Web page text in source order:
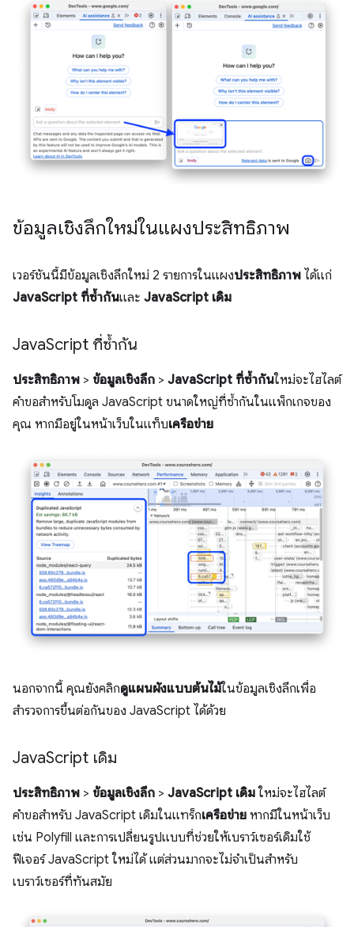
ข้อมูลเชิงลึกใหม่ในแผงประสิทธิภาพ
เวอร์ชันนี้มีข้อมูลเชิงลึกใหม่ 2 รายการในแผงประสิทธิภาพ ได้แก่
JavaScript ที่ซ้ำกันและ JavaScript เดิม
JavaScript ที่ซ้ำกัน
ประสิทธิภาพ > ข้อมูลเชิงลึก > JavaScript ที่ซ้ำกันใหม่จะไฮไลต์
คำขอสำหรับโมดูล JavaScript ขนาดใหญ่ที่ซ้ำกันในแพ็กเกจของ
คุณ หากมีอยู่ในหน้าเว็บในแท็บเครือข่าย
นอกจากนี้ คุณยังคลิกดูแผนผังแบบต้นไม้ในข้อมูลเชิงลึกเพื่อ
สำรวจการขึ้นต่อกันของ JavaScript ได้ด้วย
JavaScript เดิม
ประสิทธิภาพ > ข้อมูลเชิงลึก > JavaScript เดิมใหม่จะไฮไลต์
คำขอสำหรับ JavaScript เดิมในแทร็กเครือข่าย หากมีในหน้าเว็บ
เช่น Polyfill และการเปลี่ยนรูปแบบที่ช่วยให้เบราว์เซอร์เดิมใช้
ฟีเจอร์ JavaScript ใหม่ได้ แต่ส่วนมากจะไม่จำเป็นสำหรับ
เบราว์เซอร์ที่ทันสมัย